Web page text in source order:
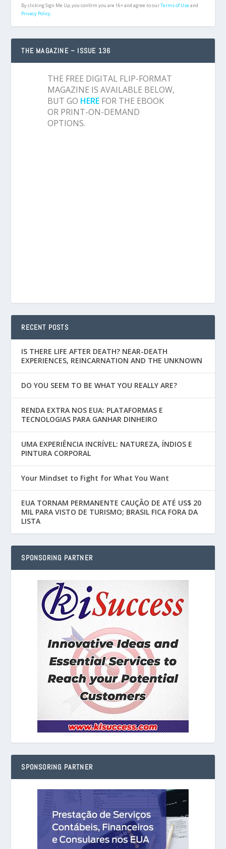
By clicking Sign Me Up, you confirm you are 16+ and agree to ourTerms of Useand
Privacy Policy.
THE MAGAZINE – ISSUE 136
THE FREE DIGITAL FLIP-FORMAT
MAGAZINE IS AVAILABLE BELOW,
BUT GO HERE FOR THE EBOOK
OR PRINT-ON-DEMAND
OPTIONS.
RECENT POSTS
IS THERE LIFE AFTER DEATH? NEAR-DEATH
EXPERIENCES, REINCARNATION AND THE UNKNOWN
DO YOU SEEM TO BE WHAT YOU REALLY ARE?
RENDA EXTRA NOS EUA: PLATAFORMAS E
TECNOLOGIAS PARA GANHAR DINHEIRO
UMA EXPERIÊNCIA INCRÍVEL: NATUREZA, ÍNDIOS E
PINTURA CORPORAL
Your Mindset to Fight for What You Want
EUA TORNAM PERMANENTE CAUÇÃO DE ATÉ US$ 20
MIL PARA VISTO DE TURISMO; BRASIL FICA FORA DA
LISTA
SPONSORING PARTNER
SPONSORING PARTNER